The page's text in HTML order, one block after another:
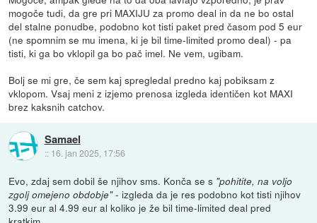
mogoče tudi, da gre pri MAXIJU za promo deal in da ne bo ostal
del stalne ponudbe, podobno kot tisti paket pred časom pod 5 eur
(ne spomnim se mu imena, ki je bil time-limited promo deal) - pa
tisti, ki ga bo vklopil ga bo pač imel. Ne vem, ugibam.
Bolj se mi gre, če sem kaj spregledal predno kaj pobiksam z
vklopom. Vsaj meni z izjemo prenosa izgleda identičen kot MAXI
brez kaksnih catchov.
Samael
:: 16. jan 2025, 17:56
Evo, zdaj sem dobil še njihov sms. Konča se s "pohitite, na voljo
zgolj omejeno obdobje"- izgleda da je res podobno kot tisti njihov
3.99 eur al 4.99 eur al koliko je že bil time-limited deal pred